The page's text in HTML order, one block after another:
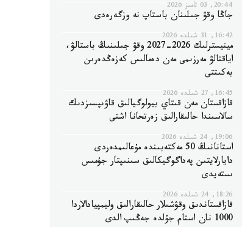
20:44, 03 تامىز 2026
جاڭا وقۋ جىلىنان باستاپ نە وزگەرەدى
16:42, 31 شىلدە 2026
مينيسترلىك 2026-2027 وقۋ جىلىنىڭ باستالۋ،
اياقتالۋ مەرزىمى مەن دەمالىس كەزەڭدەرىن
بەكىتتى
16:45, 27 شىلدە 2026
قازاقستان مەن قىتاي بيولوگيالىق قاۋىپسىزدىك
سالاسىندا حالىقارالىق زەرتحانا اشتى
19:06, 24 شىلدە 2026
استانانىڭ 50 مەكتەبىندە مۇعالىمدەردى
دايارلايتىن پەداگوگيكالىق سىنىپتار جۇمىس
ىستەيدى
18:26, 24 شىلدە 2026
قازاقستاندىق وقۋشىلار حالىقارالىق وليمپيادالاردا
1000 نان استام جۇلدە جەڭىپ الدى